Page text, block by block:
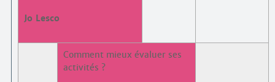
Jo Lesco
Comment mieux évaluer ses
activités ?